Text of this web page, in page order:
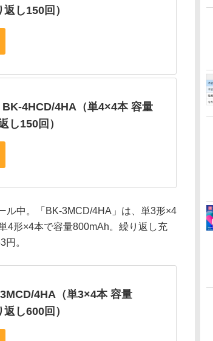
し150回）
4HCD/4HA（単4×4本 容量
し150回）
中。「BK-3MCD/4HA」は、単3形×4
4形×4本で容量800mAh。繰り返し充
。
4HA（単3×4本 容量
し600回）